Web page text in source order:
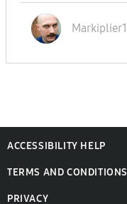
Markiplier1
ACCESSIBILITY HELP
TERMS AND CONDITIONS
PRIVACY